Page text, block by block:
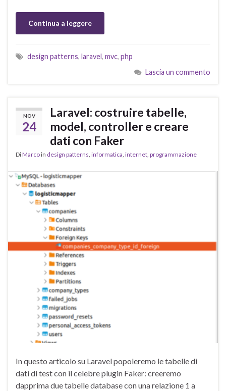
Continua a leggere
design patterns, laravel, mvc, php
Lascia un commento
NOV
24
Laravel: costruire tabelle,
model, controller e creare
dati con Faker
DiMarcoin design patterns, informatica, internet, programmazione
In questo articolo su Laravel popoleremo le tabelle di
dati di test con il celebre plugin Faker: creeremo
dapprima due tabelle database con una relazione 1 a